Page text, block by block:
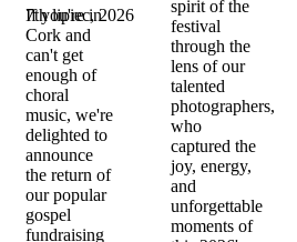
7th lipiec, 2026
If you're in
Cork and
can't get
enough of
choral
music, we're
delighted to
announce
the return of
our popular
gospel
fundraising
spirit of the
festival
through the
lens of our
talented
photographers,
who
captured the
joy, energy,
and
unforgettable
moments of